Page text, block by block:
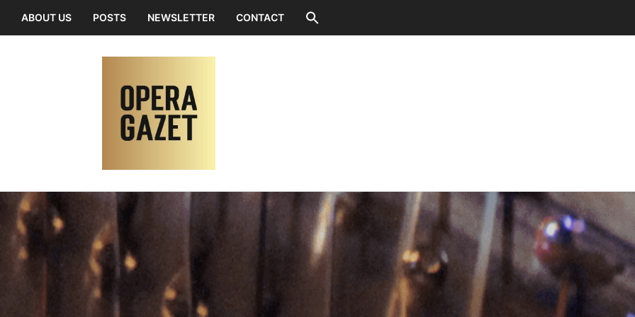
ABOUT US POSTS NEWSLETTER CONTACT